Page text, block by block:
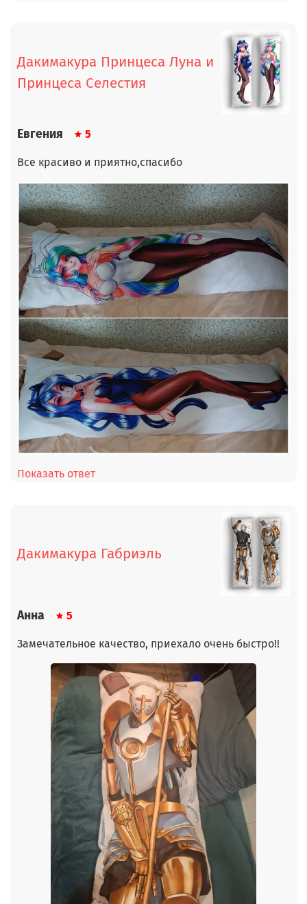
Дакимакура Принцеса Луна и
Принцеса Селестия
Евгения 5
Все красиво и приятно,спасибо
Показать ответ
Дакимакура Габриэль
Анна 5
Замечательное качество, приехало очень быстро!!